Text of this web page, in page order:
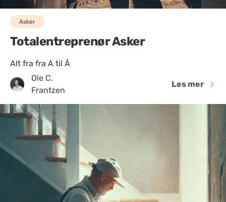
Asker
Totalentreprenør Asker
Alt fra fra A til Å
Ole C.
Frantzen
Les mer